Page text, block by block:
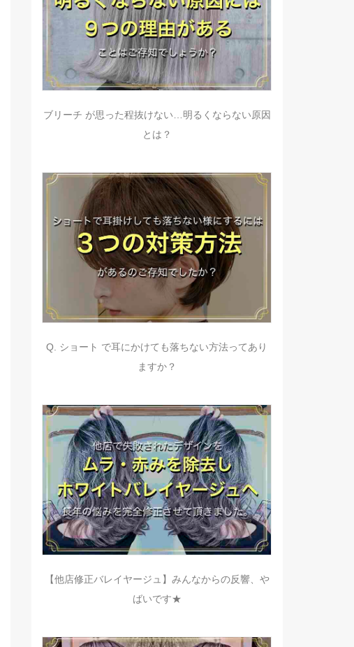
ブリーチ が思った程抜けない…明るくならない原因
とは？
Q. ショート で耳にかけても落ちない方法ってあり
ますか？
【他店修正バレイヤージュ】みんなからの反響、や
ばいです★